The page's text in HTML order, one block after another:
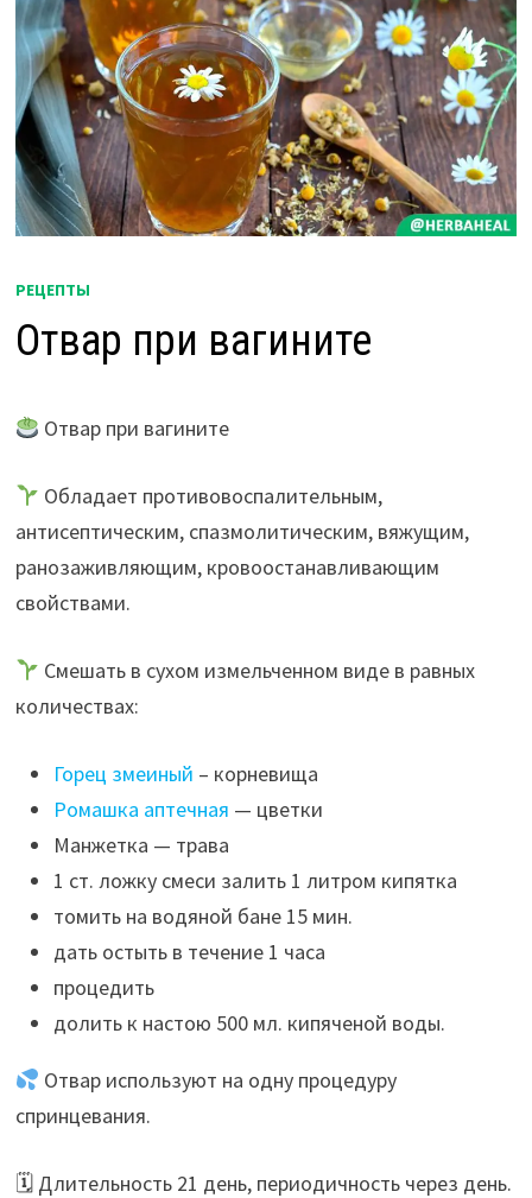
РЕЦЕПТЫ
Отвар при вагините
Отвар при вагините
Обладает противовоспалительным,
антисептическим, спазмолитическим, вяжущим,
ранозаживляющим, кровоостанавливающим
свойствами.
Смешать в сухом измельченном виде в равных
количествах:
Горец змеиный – корневища
Ромашка аптечная — цветки
Манжетка — трава
1 ст. ложку смеси залить 1 литром кипятка
томить на водяной бане 15 мин.
дать остыть в течение 1 часа
процедить
долить к настою 500 мл. кипяченой воды.
Отвар используют на одну процедуру
спринцевания.
🗓 Длительность 21 день, периодичность через день.